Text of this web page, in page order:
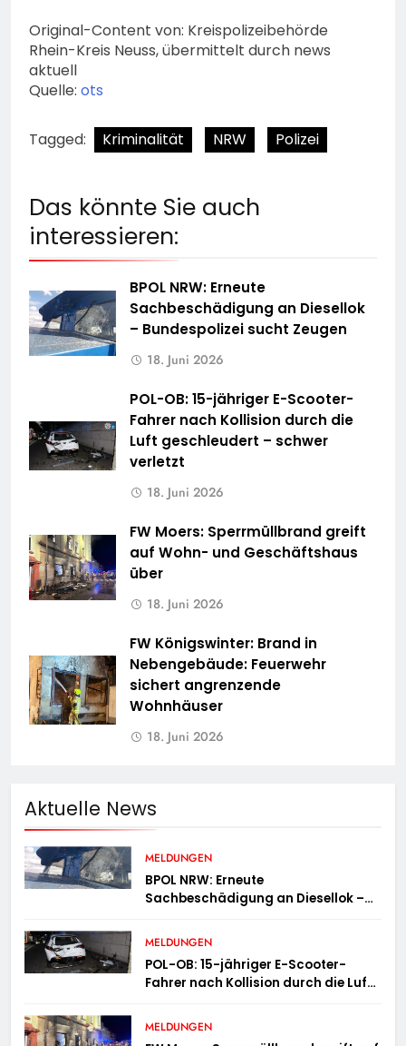
Original-Content von: Kreispolizeibehörde
Rhein-Kreis Neuss, übermittelt durch news
aktuell
Quelle: ots
Tagged: Kriminalität NRW Polizei
Das könnte Sie auch
interessieren:
BPOL NRW: Erneute
Sachbeschädigung an Diesellok
– Bundespolizei sucht Zeugen
18. Juni 2026
POL-OB: 15-jähriger E-Scooter-
Fahrer nach Kollision durch die
Luft geschleudert – schwer
verletzt
18. Juni 2026
FW Moers: Sperrmüllbrand greift
auf Wohn- und Geschäftshaus
über
18. Juni 2026
FW Königswinter: Brand in
Nebengebäude: Feuerwehr
sichert angrenzende
Wohnhäuser
18. Juni 2026
Aktuelle News
MELDUNGEN
BPOL NRW: Erneute
Sachbeschädigung an Diesellok –
MELDUNGEN
POL-OB: 15-jähriger E-Scooter-
Fahrer nach Kollision durch die Luft
MELDUNGEN